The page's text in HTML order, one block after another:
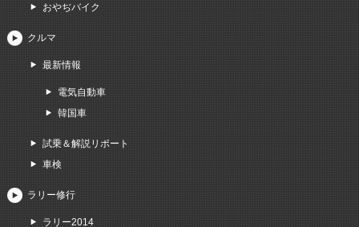
おやぢバイク
クルマ
最新情報
電気自動車
韓国車
試乗＆解説リポート
車検
ラリー修行
ラリー2014